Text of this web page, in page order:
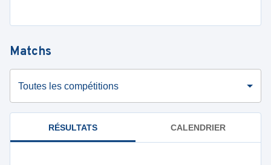
Matchs
Toutes les compétitions
RÉSULTATS CALENDRIER